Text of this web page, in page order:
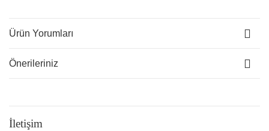
Ürün Yorumları
Önerileriniz
İletişim